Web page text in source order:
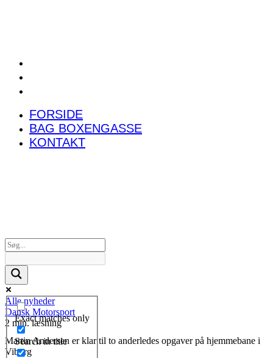
FORSIDE
BAG BOXENGASSE
KONTAKT
Exact matches only
Search in title
Alle nyheder
Dansk Motorsport
2 min. læsning
Martin Andersen er klar til to anderledes opgaver på hjemmebane i
Viborg